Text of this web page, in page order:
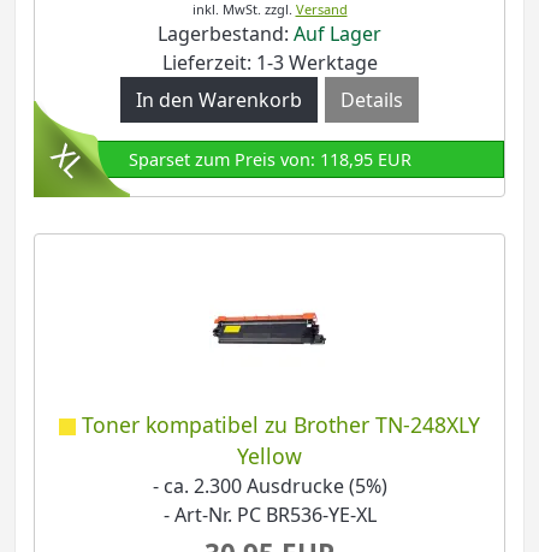
inkl. MwSt. zzgl. Versand
Lagerbestand: Auf Lager
Lieferzeit: 1-3 Werktage
Details
Sparset zum Preis von: 118,95 EUR
Toner kompatibel zu Brother TN-248XLY
Yellow
- ca. 2.300 Ausdrucke (5%)
- Art-Nr. PC BR536-YE-XL